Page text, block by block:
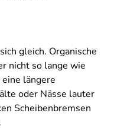
gleich. Organische
nicht so lange wie
längere
oder Nässe lauter
Scheibenbremsen